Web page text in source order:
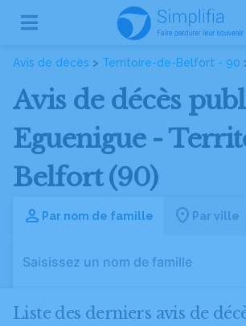
Avis de décès > Territoire-de-Belfort - 90
Avis de décès
Eguenigue -
Belfort (90)
Par nom de famille Par ville
Liste des derniers avis de